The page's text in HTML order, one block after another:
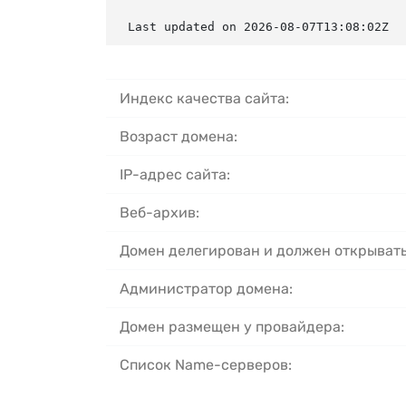
Last updated on 2026-08-07T13:08:02Z
Индекс качества сайта:
Возраст домена:
IP-адрес сайта:
Веб-архив:
Домен делегирован и должен
Администратор домена:
Домен размещен у провайдера:
Список Name-серверов: